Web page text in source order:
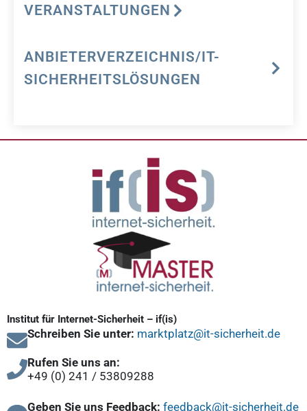
VERANSTALTUNGEN
ANBIETERVERZEICHNIS/IT-
SICHERHEITSLÖSUNGEN
Institut für Internet-Sicherheit – if(is)
Schreiben Sie unter: marktplatz@it-sicherheit.de
Rufen Sie uns an:
+49 (0) 241 / 53809288
Geben Sie uns Feedback: feedback@it-sicherheit.de